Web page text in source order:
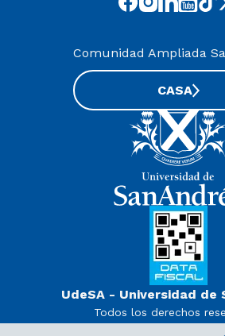
UdeSA - Universidad de
Todos los derechos
Comunidad Ampliada
CASA